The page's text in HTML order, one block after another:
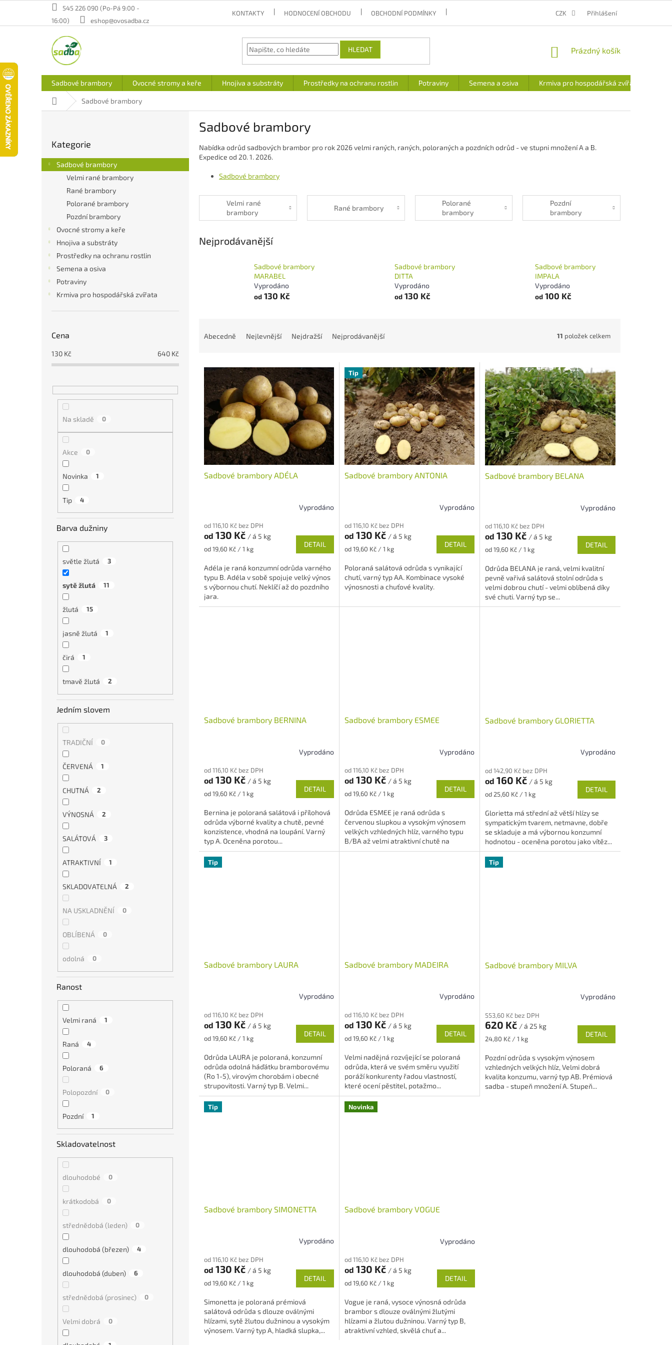
545 226 090 (Po-Pá 9:00 -
16:00)
eshop@ovosadba.cz
KONTAKTY HODNOCENÍ OBCHODU OBCHODNÍ PODMÍNKY CENA DOPRAVY A PLATEB
CZK Přihlášení
HLEDAT
NÁKUPNÍ
Prázdný košík
Sadbové brambory Ovocné stromy a keře Hnojiva a substráty Prostředky na ochranu rostlin Potraviny Semena a osiva Krmiva pro hospodářská zvířata
Domů Sadbové brambory
r
a
kategorie
Kategorie
Sadbové brambory
Velmi rané brambory
Rané brambory
Polorané brambory
Pozdní brambory
Ovocné stromy a keře
Hnojiva a substráty
Prostředky na ochranu rostlin
Semena a osiva
Potraviny
Krmiva pro hospodářská zvířata
Cena
130 Kč 640 Kč
Na skladě 0
Akce 0
Novinka 1
Tip 4
Barva dužniny
světle žlutá 3
sytě žlutá 11
žlutá 15
jasně žlutá 1
čirá 1
tmavě žlutá 2
Jedním slovem
TRADIČNÍ 0
ČERVENÁ 1
CHUTNÁ 2
VÝNOSNÁ 2
SALÁTOVÁ 3
ATRAKTIVNÍ 1
SKLADOVATELNÁ 2
NA USKLADNĚNÍ 0
OBLÍBENÁ 0
odolná 0
Ranost
Velmi raná 1
Raná 4
Poloraná 6
Polopozdní 0
Pozdní 1
Skladovatelnost
dlouhodobé 0
krátkodobá 0
střednědobá (leden) 0
dlouhodobá (březen) 4
dlouhodobá (duben) 6
střednědobá (prosinec) 0
Velmi dobrá 0
Sadbové brambory
Nabídka odrůd sadbových brambor pro rok 2026 velmi raných, raných, poloraných a pozdních odrůd - ve stupni množení A a B.
Expedice od 20. 1. 2026.
Sadbové brambory
Velmi rané
brambory
Rané brambory
Polorané
brambory
Pozdní
brambory
Nejprodávanější
Sadbové brambory
MARABEL
Vyprodáno
od 130 Kč
Sadbové brambory
DITTA
Vyprodáno
od130 Kč
Sadbové brambory
IMPALA
Vyprodáno
od100 Kč
n
p
Abecedně Nejlevnější Nejdražší Nejprodávanější 11 položek celkem
V
p
p
Sadbové brambory ADÉLA
produktu
je
5,0
5
hvězdiček.
Vyprodáno
od 116,10 Kč bez DPH
od 130 Kč / á 5 kg
Měrná
od 19,60 Kč / 1 kg
DETAIL
Adéla je raná konzumní odrůda varného
typu B. Adéla v sobě spojuje velký výnos
s výbornou chutí. Neklíčí až do pozdního
jara.
Tip
Sadbové brambory ANTONIA
produktu
je
5,0
5
hvězdiček.
Vyprodáno
od 116,10 Kč bez DPH
od 130 Kč / á 5 kg
Měrná
od 19,60 Kč / 1 kg
DETAIL
Poloraná salátová odrůda s vynikající
chutí, varný typ AA. Kombinace vysoké
výnosnosti a chuťové kvality.
Sadbové brambory BELANA
produktu
je
5,0
5
hvězdiček.
Vyprodáno
od 116,10 Kč bez DPH
od 130 Kč / á 5 kg
Měrná
od 19,60 Kč / 1 kg
DETAIL
Odrůda BELANA je raná, velmi kvalitní
pevně vařivá salátová stolní odrůda s
velmi dobrou chutí - velmi oblíbená díky
své chuti. Varný typ se...
Sadbové brambory BERNINA
produktu
je
5,0
5
hvězdiček.
Vyprodáno
od 116,10 Kč bez DPH
od 130 Kč / á 5 kg
Měrná
od 19,60 Kč / 1 kg
DETAIL
Bernina je poloraná salátová i přílohová
odrůda výborné kvality a chutě, pevné
konzistence, vhodná na loupání. Varný
typ A. Oceněna porotou...
Sadbové brambory ESMEE
produktu
je
5,0
5
hvězdiček.
Vyprodáno
od 116,10 Kč bez DPH
od 130 Kč / á 5 kg
Měrná
od 19,60 Kč / 1 kg
DETAIL
Odrůda ESMEE je raná odrůda s
červenou slupkou a vysokým výnosem
velkých vzhledných hlíz, varného typu
B/BA až velmi atraktivní chutě na
brambory....
Sadbové brambory GLORIETTA
produktu
je
5,0
5
hvězdiček.
Vyprodáno
od 142,90 Kč bez DPH
od 160 Kč / á 5 kg
Měrná
od 25,60 Kč / 1 kg
DETAIL
Glorietta má střední až větší hlízy se
sympatickým tvarem, netmavne, dobře
se skladuje a má výbornou konzumní
hodnotou - oceněna porotou jako vítěz...
Tip
Sadbové brambory LAURA
produktu
je
4,9
5
hvězdiček.
Vyprodáno
od 116,10 Kč bez DPH
od 130 Kč / á 5 kg
Měrná
od 19,60 Kč / 1 kg
DETAIL
Odrůda LAURA je poloraná, konzumní
odrůda odolná háďátku bramborovému
(Ro 1-5), virovým chorobám i obecné
strupovitosti. Varný typ B. Velmi...
Sadbové brambory MADEIRA
produktu
je
5,0
5
hvězdiček.
Vyprodáno
od 116,10 Kč bez DPH
od 130 Kč / á 5 kg
Měrná
od 19,60 Kč / 1 kg
DETAIL
Velmi nadějná rozvíjející se poloraná
odrůda, která ve svém směru využití
poráží konkurenty řadou vlastností,
které ocení pěstitel, potažmo...
Tip
Sadbové brambory MILVA
produktu
je
4,9
5
hvězdiček.
Vyprodáno
553,60 Kč bez DPH
620 Kč / á 25 kg
Měrná
24,80 Kč / 1 kg
DETAIL
Pozdní odrůda s vysokým výnosem
vzhledných velkých hlíz, Velmi dobrá
kvalita konzumu, varný typ AB. Prémiová
sadba - stupeň množení A. Stupeň...
Tip
Sadbové brambory SIMONETTA
produktu
je
5,0
5
hvězdiček.
Vyprodáno
od 116,10 Kč bez DPH
od 130 Kč / á 5 kg
Měrná
od 19,60 Kč / 1 kg
DETAIL
Simonetta je poloraná prémiová
salátová odrůda s dlouze oválnými
hlízami, sytě žlutou dužninou a vysokým
výnosem. Varný typ A, hladká slupka,...
Novinka
Sadbové brambory VOGUE
produktu
je
4,9
5
hvězdiček.
Vyprodáno
od 116,10 Kč bez DPH
od 130 Kč / á 5 kg
Měrná
od 19,60 Kč / 1 kg
DETAIL
Vogue je raná, vysoce výnosná odrůda
brambor s dlouze oválnými žlutými
hlízami a žlutou dužninou. Varný typ B,
atraktivní vzhled, skvělá chuť a...